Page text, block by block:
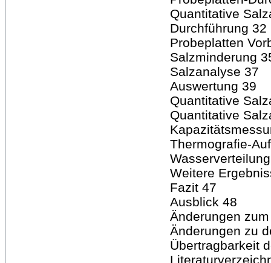
Quantitative
Durchführung 32
Probeplatten
Salzminderung
Salzanalyse 37
Auswertung 39
Quantitative
Quantitative
Thermografie-
Weitere
Fazit 47
Ausblick 48
Änderungen
Änderungen zu
Übertragbarkeit